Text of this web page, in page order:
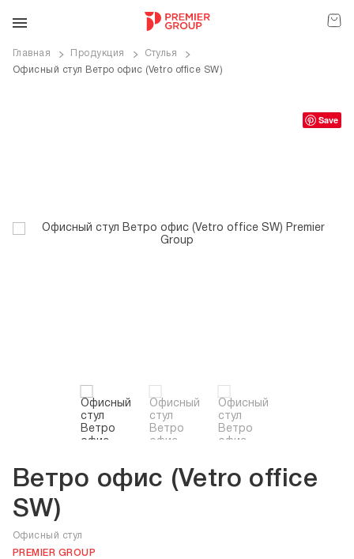
Главная Продукция
Стулья
Офисный стул Ветро офис (Vetro office SW)
Save
Ветро офис (Vetro office
SW)
Офисный стул
PREMIER GROUP